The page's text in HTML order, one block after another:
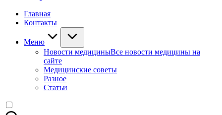
Главная
Контакты
Меню
Новости медициныВсе новости медицины на
сайте
Медицинские советы
Разное
Статьи